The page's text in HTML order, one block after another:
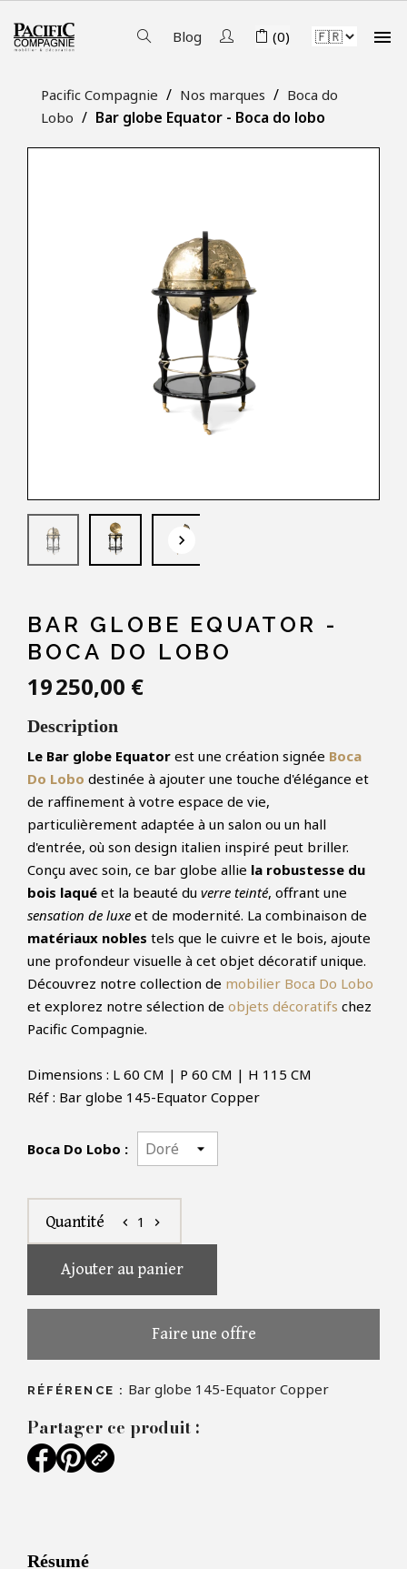
Blog (0) 
Pacific Compagnie Nos marques
Boca do
Lobo
Bar globe Equator - Boca do lobo
keyboard_arrow_down
BAR GLOBE EQUATOR -
BOCA DO LOBO
19 250,00 €
Description
Le Bar globe Equator est une création signée Boca
Do Lobo destinée à ajouter une touche d'élégance et
de raffinement à votre espace de vie,
particulièrement adaptée à un salon ou un hall
d'entrée, où son design italien inspiré peut briller.
Conçu avec soin, ce bar globe allie la robustesse du
bois laqué et la beauté du verre teinté, offrant une
sensation de luxe et de modernité. La combinaison de
matériaux nobles tels que le cuivre et le bois, ajoute
une profondeur visuelle à cet objet décoratif unique.
Découvrez notre collection de mobilier Boca Do Lobo
et explorez notre sélection de objets décoratifs chez
Pacific Compagnie.
Dimensions : L 60 CM | P 60 CM | H 115 CM
Réf : Bar globe 145-Equator Copper
Boca Do Lobo :
Quantité chevron_left 1 chevron_right
Ajouter au panier
Faire une offre
RÉFÉRENCE : Bar globe 145-Equator Copper
Partager ce produit :
Résumé